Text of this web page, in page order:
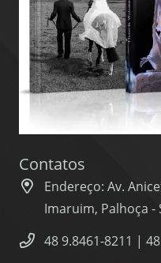
Contatos
Endereço: Av.
Imaruim, Palhoça -
48 9.8461-8211 |